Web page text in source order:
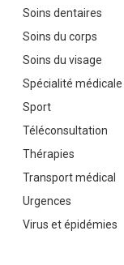
Soins dentaires
Soins du corps
Soins du visage
Spécialité médicale
Sport
Téléconsultation
Thérapies
Transport médical
Urgences
Virus et épidémies